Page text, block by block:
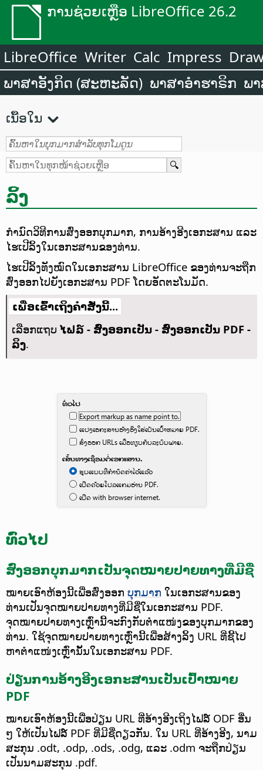
ການຊ່ວຍເຫຼືອ LibreOffice 26.2
LibreOffice Writer Calc Impress
ພາສາອັງກິດ (ສະຫະລັດ) ພາສາອຳຮາຣິກ ພ
ເນື້ອໃນ
ລິ້ງ
ກຳນົດວິທີການສົ່ງອອກບຸກມາກ, ການອ້າງອີງເອກະສານ ແລະ
ໄຮເປີລິ້ງໃນເອກະສານຂອງທ່ານ.
ໄຮເປີລິ້ງທັງໝົດໃນເອກະສານ LibreOffice ຂອງທ່ານຈະຖືກ
ສົ່ງອອກໄປຍັງເອກະສານ PDF ໂດຍອັດຕະໂນມັດ.
ເພື່ອເຂົ້າເຖິງຄຳສັ່ງນີ້...
ເລືອກແຖບ ໄຟລ໌ - ສົ່ງອອກເປັນ - ສົ່ງອອກເປັນ PDF -
ລິງ.
ທົ່ວໄປ
ສົ່ງອອກບຸກມາກເປັນຈຸດໝາຍປາຍທາງທີ່ມີຊື່
ໝາຍເອົາຫ້ອງນີ້ເພື່ອສົ່ງອອກ ບຸກມາກ ໃນເອກະສານຂອງ
ທ່ານເປັນຈຸດໝາຍປາຍທາງທີ່ມີຊື່ໃນເອກະສານ PDF.
ຈຸດໝາຍປາຍທາງເຫຼົ່ານີ້ຈະກົງກັບຕຳແໜ່ງຂອງບຸກມາກຂອງ
ທ່ານ. ໃຊ້ຈຸດໝາຍປາຍທາງເຫຼົ່ານີ້ເພື່ອສ້າງລິ້ງ URL ທີ່ຊີ້ໄປ
ຫາຕຳແໜ່ງເຫຼົ່ານັ້ນໃນເອກະສານ PDF.
ປ່ຽນການອ້າງອີງເອກະສານເປັນເປົ້າໝາຍ
PDF
ໝາຍເອົາຫ້ອງນີ້ເພື່ອປ່ຽນ URL ທີ່ອ້າງອີງເຖິງໄຟລ໌ ODF ອື່ນ
ໆ ໃຫ້ເປັນໄຟລ໌ PDF ທີ່ມີຊື່ດຽວກັນ. ໃນ URL ທີ່ອ້າງອີງ, ນາມ
ສະກຸນ .odt, .odp, .ods, .odg, ແລະ .odm ຈະຖືກປ່ຽນ
ເປັນນາມສະກຸນ .pdf.